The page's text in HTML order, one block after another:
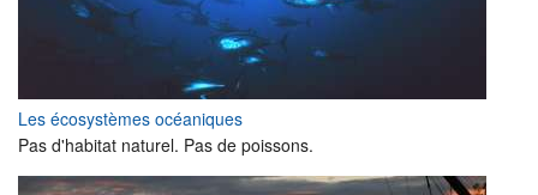
Les écosystèmes océaniques
Pas d'habitat naturel. Pas de poissons.